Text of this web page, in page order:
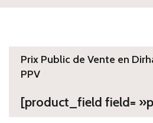
Prix Public de Vente en
PPV
[product_field field=